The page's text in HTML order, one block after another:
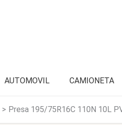
AUTOMOVIL CAMIONETA
Presa 195/75R16C 110N 10L